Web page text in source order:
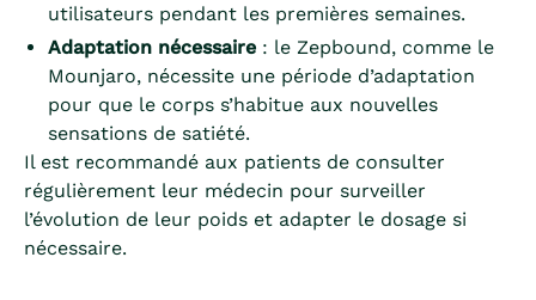
utilisateurs pendant les premières semaines.
Adaptation nécessaire : le Zepbound, comme le
Mounjaro, nécessite une période d’adaptation
pour que le corps s’habitue aux nouvelles
sensations de satiété.
Il est recommandé aux patients de consulter
régulièrement leur médecin pour surveiller
l’évolution de leur poids et adapter le dosage si
nécessaire.